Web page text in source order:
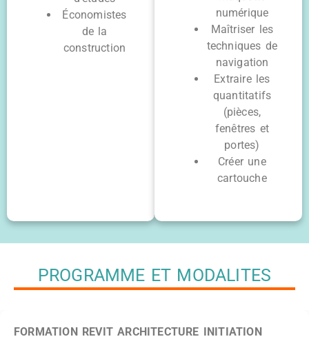
Économistes
de la
construction
numérique
Maîtriser les
techniques de
navigation
Extraire les
quantitatifs
(pièces,
fenêtres et
portes)
Créer une
cartouche
PROGRAMME ET MODALITES
FORMATION REVIT ARCHITECTURE INITIATION